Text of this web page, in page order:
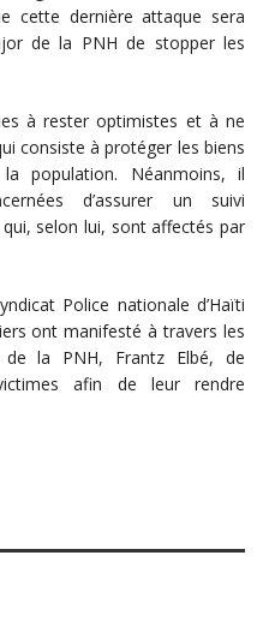
cette dernière attaque sera
de la PNH de stopper les
à rester optimistes et à ne
consiste à protéger les biens
population. Néanmoins, il
d’assurer un suivi
selon lui, sont affectés par
Police nationale d’Haïti
ont manifesté à travers les
la PNH, Frantz Elbé, de
afin de leur rendre